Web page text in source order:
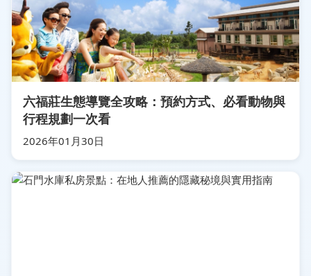
六福莊生態導覽全攻略：預約方式、必看動物與
行程規劃一次看
2026年01月30日